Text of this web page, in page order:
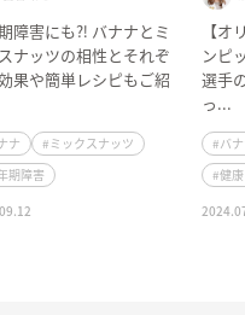
障害にも⁈ バナナとミ
ナッツの相性とそれぞ
果や簡単レシピもご紹
ナ
#ミックスナッツ
期障害
【
ンピ
選手
っ...
#バ
#健